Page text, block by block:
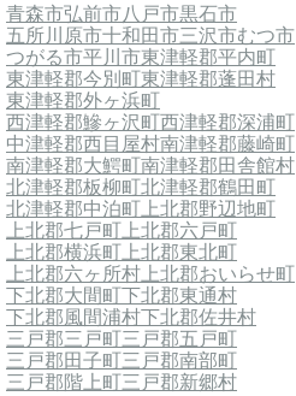
青森市弘前市八戸市黒石市
五所川原市十和田市三沢市むつ市
つがる市平川市東津軽郡平内町
東津軽郡今別町東津軽郡蓬田村
東津軽郡外ヶ浜町
西津軽郡鰺ヶ沢町西津軽郡深浦町
中津軽郡西目屋村南津軽郡藤崎町
南津軽郡大鰐町南津軽郡田舎館村
北津軽郡板柳町北津軽郡鶴田町
北津軽郡中泊町上北郡野辺地町
上北郡七戸町上北郡六戸町
上北郡横浜町上北郡東北町
上北郡六ヶ所村上北郡おいらせ町
下北郡大間町下北郡東通村
下北郡風間浦村下北郡佐井村
三戸郡三戸町三戸郡五戸町
三戸郡田子町三戸郡南部町
三戸郡階上町三戸郡新郷村